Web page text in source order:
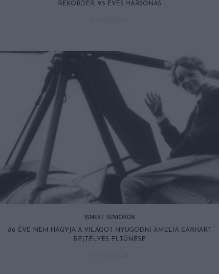
REKORDER, 95 ÉVES HARSONÁS
ISMERT SENIOROK
86 ÉVE NEM HAGYJA A VILÁGOT NYUGODNI AMELIA EARHART
REJTÉLYES ELTŰNÉSE